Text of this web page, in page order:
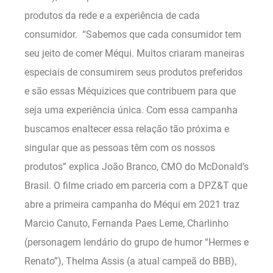
produtos da rede e a experiência de cada
consumidor. “Sabemos que cada consumidor tem
seu jeito de comer Méqui. Muitos criaram maneiras
especiais de consumirem seus produtos preferidos
e são essas Méquizices que contribuem para que
seja uma experiência única. Com essa campanha
buscamos enaltecer essa relação tão próxima e
singular que as pessoas têm com os nossos
produtos” explica João Branco, CMO do McDonald’s
Brasil. O filme criado em parceria com a DPZ&T que
abre a primeira campanha do Méqui em 2021 traz
Marcio Canuto, Fernanda Paes Leme, Charlinho
(personagem lendário do grupo de humor “Hermes e
Renato”), Thelma Assis (a atual campeã do BBB),